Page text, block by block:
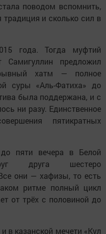
поводом вспомнить,
и сколько сил в
года. Тогда муфтий
Самигуллин предложил
хатм — полное
суры «Аль-Фатиха» до
была поддержана, и с
ни разу. Единственное
пятикратных
пяти вечера в Белой
друга шестеро
они — хафизы, то есть
ритме полный цикл
от трёх с половиной до
в казанской мечети «Кул